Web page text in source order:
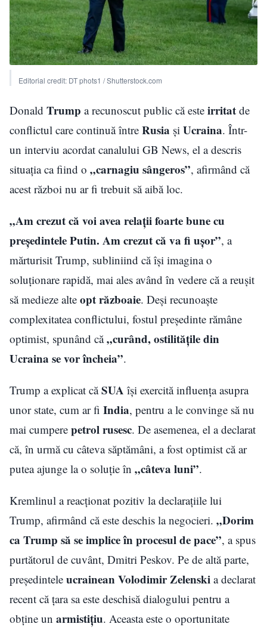
Editorial credit: DT phots1 / Shutterstock.com
Donald Trump a recunoscut public că este irritat de
conflictul care continuă între Rusia și Ucraina. Într-
un interviu acordat canalului GB News, el a descris
situația ca fiind o „carnagiu sângeros”, afirmând că
acest război nu ar fi trebuit să aibă loc.
„Am crezut că voi avea relații foarte bune cu
președintele Putin. Am crezut că va fi ușor”, a
mărturisit Trump, subliniind că își imagina o
soluționare rapidă, mai ales având în vedere că a reușit
să medieze alte opt războaie. Deși recunoaște
complexitatea conflictului, fostul președinte rămâne
optimist, spunând că„curând, ostilitățile din
Ucraina se vor încheia”.
Trump a explicat căSUA își exercită influența asupra
unor state, cum ar fi India, pentru a le convinge să nu
mai cumpere petrol rusesc. De asemenea, el a declarat
că, în urmă cu câteva săptămâni, a fost optimist că ar
putea ajunge la o soluție în „câteva luni”.
Kremlinul a reacționat pozitiv la declarațiile lui
Trump, afirmând că este deschis la negocieri. „Dorim
ca Trump să se implice în procesul de pace”, a spus
purtătorul de cuvânt, Dmitri Peskov. Pe de altă parte,
președintele ucraineanVolodimir Zelenski a declarat
recent că țara sa este deschisă dialogului pentru a
obține un armistițiu. Aceasta este o oportunitate